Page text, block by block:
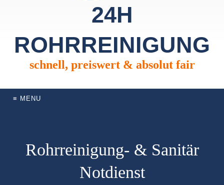
24H
ROHRREINIGUNG
schnell, preiswert & absolut fair
≡ MENU
Rohrreinigung- & Sanitär
Notdienst